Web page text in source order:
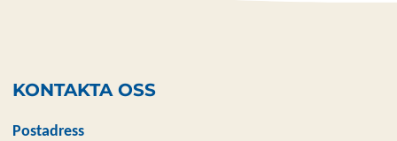
KONTAKTA OSS
Postadress